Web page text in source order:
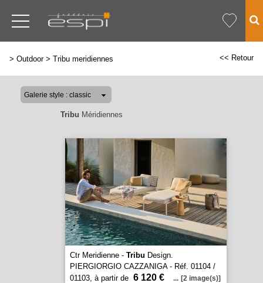
> Outdoor> Tribu meridiennes << Retour
Tribu Méridiennes
Ctr Meridienne - Tribu Design.
PIERGIORGIO CAZZANIGA - Réf. 01104 /
01103, à partir de 6 120 € ... [2 image(s)]